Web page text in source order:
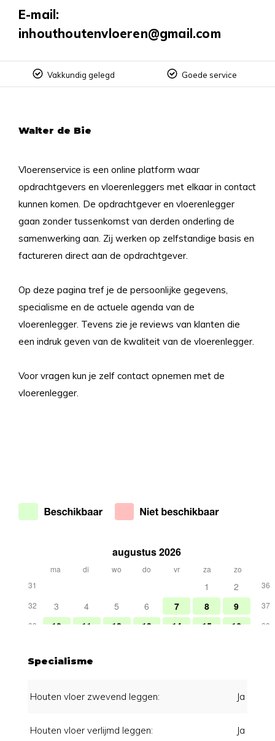
E-mail:
inhouthoutenvloeren@gmail.com
Vakkundig gelegd Goede service
Walter de Bie
Vloerenservice is een online platform waar
opdrachtgevers en vloerenleggers met elkaar in contact
kunnen komen. De opdrachtgever en vloerenlegger
gaan zonder tussenkomst van derden onderling de
samenwerking aan. Zij werken op zelfstandige basis en
factureren direct aan de opdrachtgever.
Op deze pagina tref je de persoonlijke gegevens,
specialisme en de actuele agenda van de
vloerenlegger. Tevens zie je reviews van klanten die
een indruk geven van de kwaliteit van de vloerenlegger.
Voor vragen kun je zelf contact opnemen met de
vloerenlegger.
Specialisme
Houten vloer zwevend leggen: Ja
Houten vloer verlijmd leggen: Ja